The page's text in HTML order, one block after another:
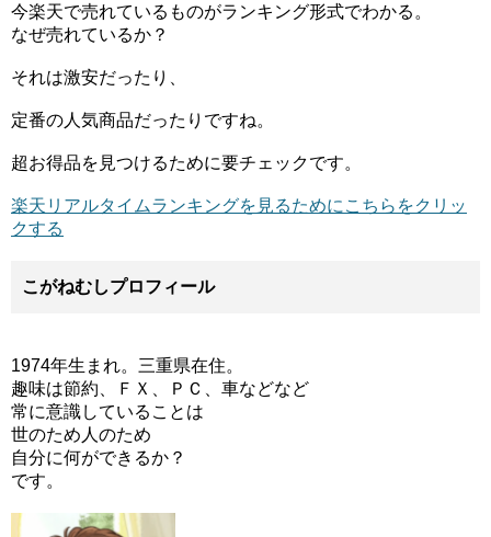
今楽天で売れているものがランキング形式でわかる。
なぜ売れているか？
それは激安だったり、
定番の人気商品だったりですね。
超お得品を見つけるために要チェックです。
楽天リアルタイムランキングを見るためにこちらをクリッ
クする
こがねむしプロフィール
1974年生まれ。三重県在住。
趣味は節約、ＦＸ、ＰＣ、車などなど
常に意識していることは
世のため人のため
自分に何ができるか？
です。